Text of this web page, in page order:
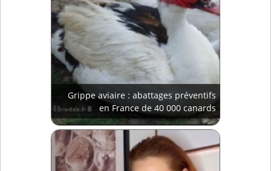
Grippe aviaire : abattages préventifs
en France de 40 000 canards